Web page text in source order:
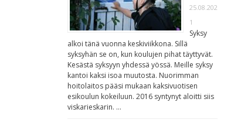
25.08.202
1
Syksy
alkoi tänä vuonna keskiviikkona. Sillä
syksyhän se on, kun koulujen pihat täyttyvät.
Kesästä syksyyn yhdessä yössä. Meille syksy
kantoi kaksi isoa muutosta. Nuorimman
hoitolaitos pääsi mukaan kaksivuotisen
esikoulun kokeiluun. 2016 syntynyt aloitti siis
viskarieskarin. …